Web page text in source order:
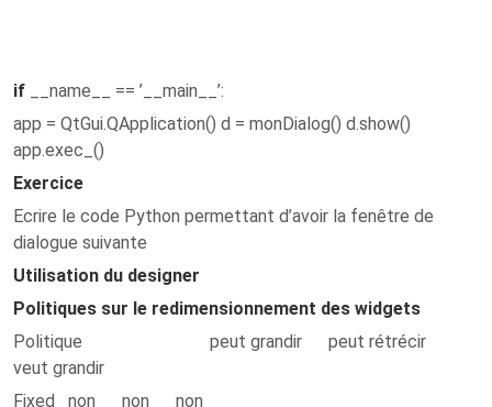
if __name__ == ’__main__’:
app = QtGui.QApplication() d = monDialog() d.show()
app.exec_()
Exercice
Ecrire le code Python permettant d’avoir la fenêtre de
dialogue suivante
Utilisation du designer
Politiques sur le redimensionnement des widgets
Politique peut grandir peut rétrécir
veut grandir
Fixed non non non